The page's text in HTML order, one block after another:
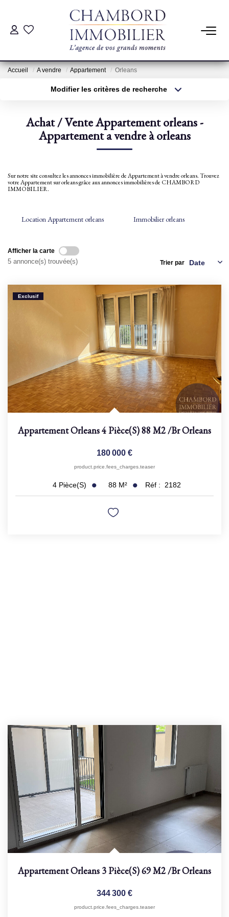
ACHAT
Pré-Estimation
SYNDIC
Nous Rejoindre
Nos Actualités
Nos Témoignages
Contact
ESPACE CLIENT
Accueil A vendre Appartement Orleans
Modifier les critères de recherche
Sélectionnez...
Type de bien
Surface min
Créer une alerte
Achat / Vente Appartement orleans -
Appartement a vendre à orleans
Sur notre site consultez les annonces immobilière de Appartement à vendre orleans. Trouvez
votre Appartement sur orleans grâce aux annonces immobilières de CHAMBORD
IMMOBILIER.
Location Appartement orleans Immobilier orleans
Afficher la carte
5 annonce(s) trouvée(s) Trier par
Exclusif
Appartement Orleans 4 Pièce(s) 88 M2/brOrleans
180 000 €
product.price.fees_charges.teaser
4 Pièce(s) 88 M² Réf : 2182
Appartement Orleans 3 Pièce(s) 69 M2/brOrleans
344 300 €
product.price.fees_charges.teaser